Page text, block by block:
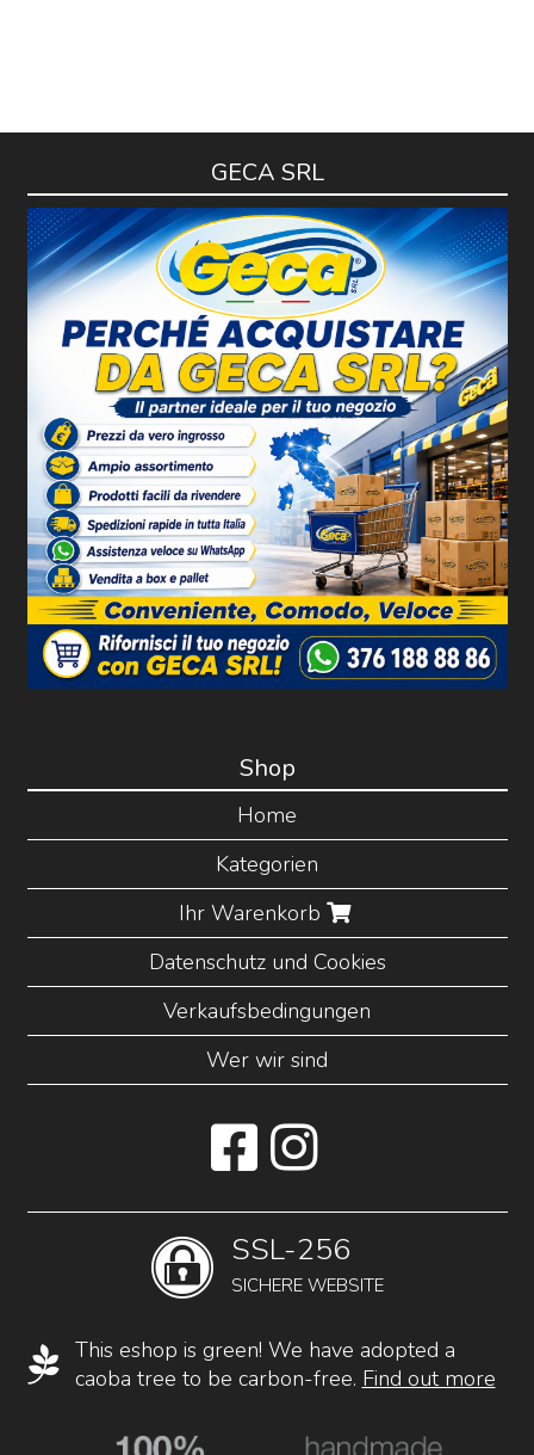
GECA SRL
Shop
Home
Kategorien
Ihr Warenkorb
Datenschutz und Cookies
Verkaufsbedingungen
Wer wir sind
SSL-256
SICHERE WEBSITE
This eshop is green! We have adopted a
caoba tree to be carbon-free. Find out more